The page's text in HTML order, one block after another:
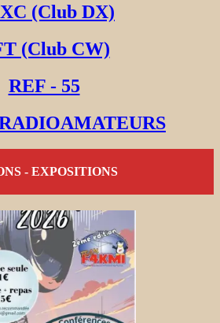
(Club DX)
(Club CW)
REF - 55
- EXPOSITIONS